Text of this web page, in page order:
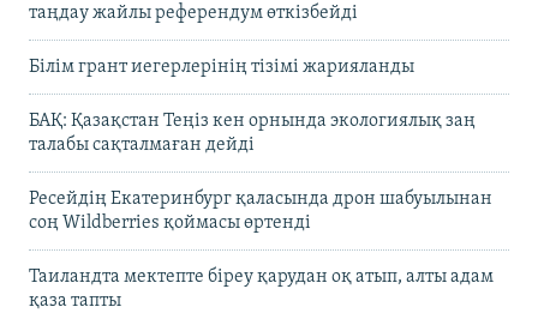
таңдау жайлы референдум өткізбейді
Білім грант иегерлерінің тізімі жарияланды
БАҚ: Қазақстан Теңіз кен орнында экологиялық заң
талабы сақталмаған дейді
Ресейдің Екатеринбург қаласында дрон шабуылынан
соң Wildberries қоймасы өртенді
Таиландта мектепте біреу қарудан оқ атып, алты адам
қаза тапты